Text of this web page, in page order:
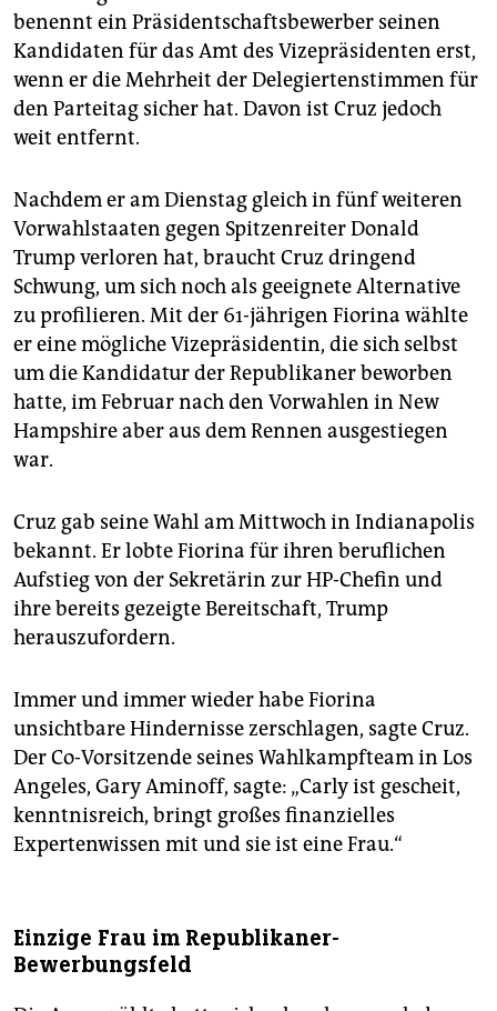
genossenschaft
epaper login
benennt ein Präsidentschaftsbewerber seinen
Kandidaten für das Amt des Vizepräsidenten erst,
wenn er die Mehrheit der Delegiertenstimmen für
den Parteitag sicher hat. Davon ist Cruz jedoch
weit entfernt.
Nachdem er am Dienstag gleich in fünf weiteren
Vorwahlstaaten gegen Spitzenreiter Donald
Trump verloren hat, braucht Cruz dringend
Schwung, um sich noch als geeignete Alternative
zu profilieren. Mit der 61-jährigen Fiorina wählte
er eine mögliche Vizepräsidentin, die sich selbst
um die Kandidatur der Republikaner beworben
hatte, im Februar nach den Vorwahlen in New
Hampshire aber aus dem Rennen ausgestiegen
war.
Cruz gab seine Wahl am Mittwoch in Indianapolis
bekannt. Er lobte Fiorina für ihren beruflichen
Aufstieg von der Sekretärin zur HP-Chefin und
ihre bereits gezeigte Bereitschaft, Trump
herauszufordern.
Immer und immer wieder habe Fiorina
unsichtbare Hindernisse zerschlagen, sagte Cruz.
Der Co-Vorsitzende seines Wahlkampfteam in Los
Angeles, Gary Aminoff, sagte: „Carly ist gescheit,
kenntnisreich, bringt großes finanzielles
Expertenwissen mit und sie ist eine Frau.“
Einzige Frau im Republikaner-
Bewerbungsfeld